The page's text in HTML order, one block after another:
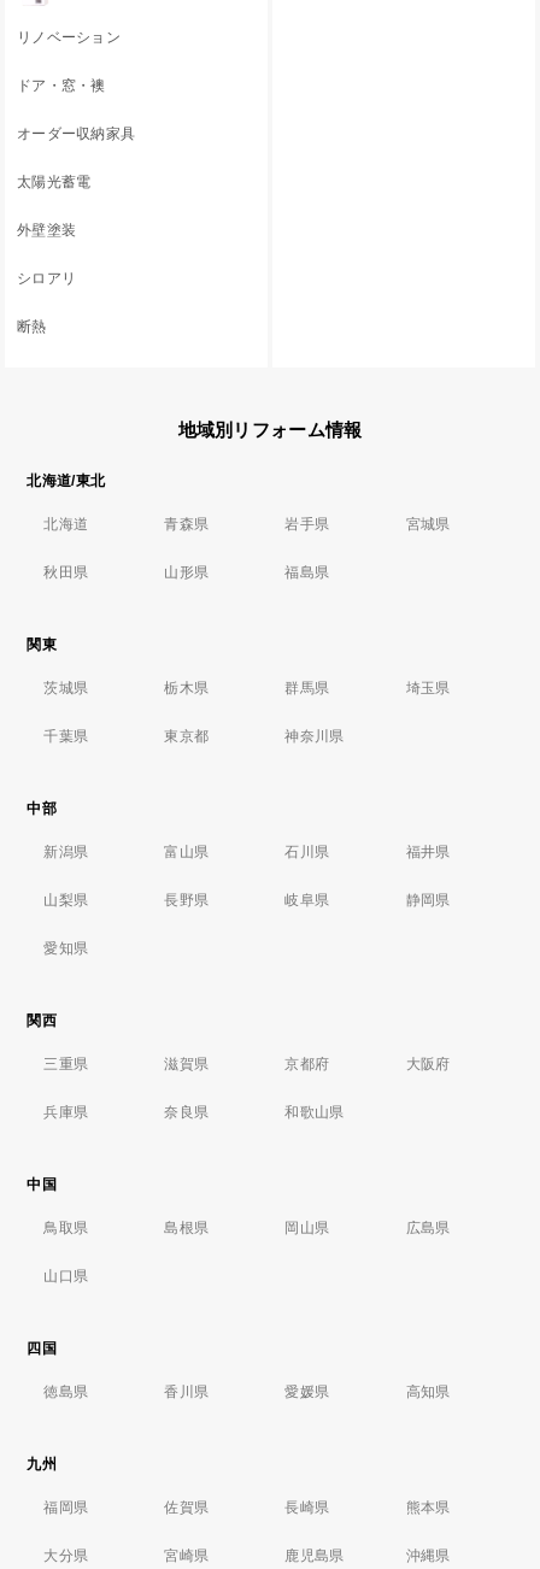
リノベーション
ドア・窓・襖
オーダー収納家具
太陽光蓄電
外壁塗装
シロアリ
断熱
地域別リフォーム情報
北海道/東北
北海道 青森県 岩手県 宮城県
秋田県 山形県 福島県
関東
茨城県 栃木県 群馬県 埼玉県
千葉県 東京都 神奈川県
中部
新潟県 富山県 石川県 福井県
山梨県 長野県 岐阜県 静岡県
愛知県
関西
三重県 滋賀県 京都府 大阪府
兵庫県 奈良県 和歌山県
中国
鳥取県 島根県 岡山県 広島県
山口県
四国
徳島県 香川県 愛媛県 高知県
九州
福岡県 佐賀県 長崎県 熊本県
大分県 宮崎県 鹿児島県 沖縄県